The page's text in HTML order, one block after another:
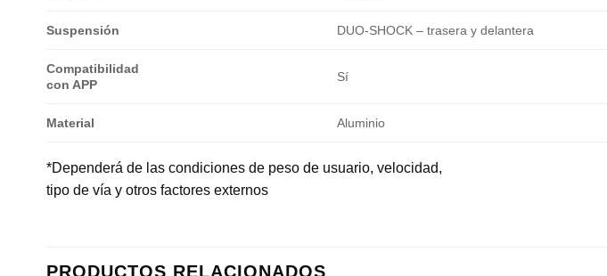
Suspensión DUO-SHOCK – trasera y delantera
Compatibilidad
con APP
Sí
Material Aluminio
*Dependerá de las condiciones de peso de usuario, velocidad,
tipo de vía y otros factores externos
PRODUCTOS RELACIONADOS